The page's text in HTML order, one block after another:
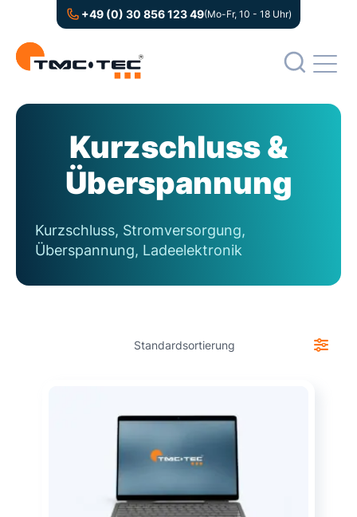
+49 (0) 30 856 123 49(Mo-Fr, 10 - 18 Uhr)
Kurzschluss &
Überspannung
Kurzschluss, Stromversorgung,
Überspannung, Ladeelektronik